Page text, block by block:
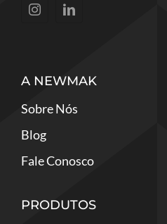
A NEWMAK
Sobre Nós
Blog
Fale Conosco
PRODUTOS